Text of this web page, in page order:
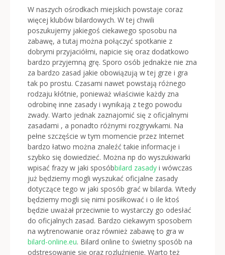
W naszych ośrodkach miejskich powstaje coraz
więcej klubów bilardowych. W tej chwili
poszukujemy jakiegoś ciekawego sposobu na
zabawę, a tutaj można połączyć spotkanie z
dobrymi przyjaciółmi, napicie się oraz dodatkowo
bardzo przyjemną grę. Sporo osób jednakże nie zna
za bardzo zasad jakie obowiązują w tej grze i gra
tak po prostu. Czasami nawet powstają różnego
rodzaju kłótnie, ponieważ właściwie każdy zna
odrobinę inne zasady i wynikają z tego powodu
zwady. Warto jednak zaznajomić się z oficjalnymi
zasadami , a ponadto różnymi rozgrywkami. Na
pełne szczęście w tym momencie przez Internet
bardzo łatwo można znaleźć takie informacje i
szybko się dowiedzieć. Można np do wyszukiwarki
wpisać frazy w jaki sposóbbilard zasady i wówczas
już będziemy mogli wyszukać oficjalne zasady
dotyczące tego w jaki sposób grać w bilarda. Wtedy
będziemy mogli się nimi posiłkować i o ile ktoś
będzie uważał przeciwnie to wystarczy go odesłać
do oficjalnych zasad. Bardzo ciekawym sposobem
na wytrenowanie oraz również zabawę to gra w
bilard-online.eu. Bilard online to świetny sposób na
odstresowanie się oraz rozluźnienie. Warto też